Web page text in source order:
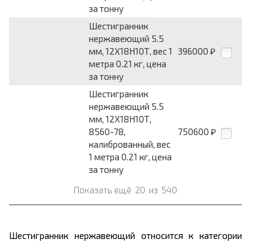
за тонну
Шестигранник
нержавеющий 5.5
мм, 12Х18Н10Т, вес 1
метра 0.21 кг, цена
за тонну
396000 ₽
Шестигранник
нержавеющий 5.5
мм, 12Х18Н10Т,
8560-78,
калиброванный, вес
1 метра 0.21 кг, цена
за тонну
750600 ₽
Показать ещё 20 из 540
Шестигранник нержавеющий относится к категории